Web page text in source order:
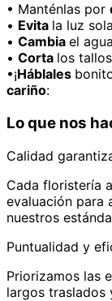
• Manténlas por
• Evita la luz
• Cambia el
• Corta los
•¡Háblales
cariño:
Lo que nos
Calidad
Cada floristería
evaluación para
nuestros
Puntualidad y
Priorizamos las
largos traslados